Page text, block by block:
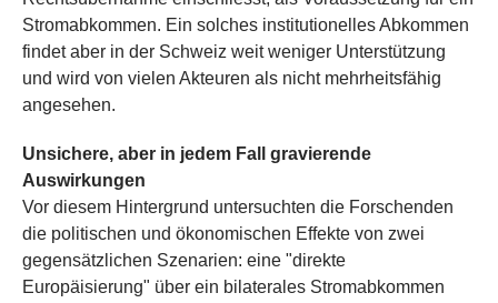
Stromabkommen. Ein solches institutionelles Abkommen
findet aber in der Schweiz weit weniger Unterstützung
und wird von vielen Akteuren als nicht mehrheitsfähig
angesehen.
Unsichere, aber in jedem Fall gravierende
Auswirkungen
Vor diesem Hintergrund untersuchten die Forschenden
die politischen und ökonomischen Effekte von zwei
gegensätzlichen Szenarien: eine "direkte
Europäisierung" über ein bilaterales Stromabkommen